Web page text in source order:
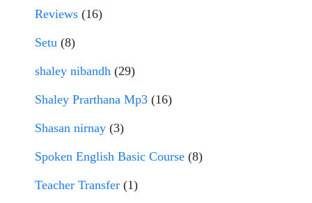
Reviews (16)
Setu (8)
shaley nibandh (29)
Shaley Prarthana Mp3 (16)
Shasan nirnay (3)
Spoken English Basic Course (8)
Teacher Transfer (1)